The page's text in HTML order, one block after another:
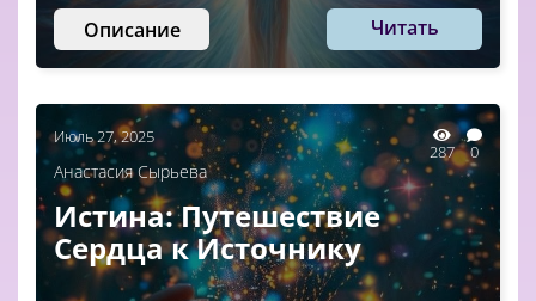
Описание Читать
Июль 27, 2025
287 0
Анастасия Сырьева
Истина: Путешествие
Сердца к Источнику